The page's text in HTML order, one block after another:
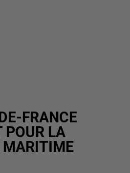
FRANCE
POUR LA
MARITIME